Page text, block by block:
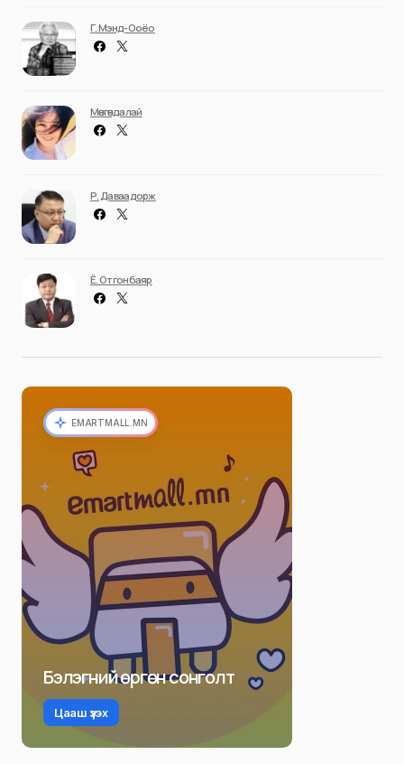
Г. Мэнд-Ооёо
Мөнгөндалай
Р. Даваадорж
Ё. Отгонбаяр
EMARTMALL.MN
Бэлэгний өргөн сонголт
Цааш үзэх